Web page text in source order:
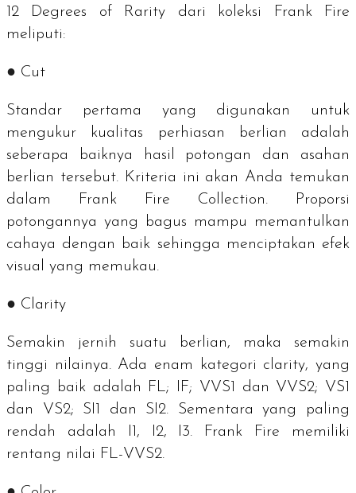
12 Degrees of Rarity dari koleksi Frank Fire
meliputi:
● Cut
Standar pertama yang digunakan untuk
mengukur kualitas perhiasan berlian adalah
seberapa baiknya hasil potongan dan asahan
berlian tersebut. Kriteria ini akan Anda temukan
dalam Frank Fire Collection. Proporsi
potongannya yang bagus mampu memantulkan
cahaya dengan baik sehingga menciptakan efek
visual yang memukau.
● Clarity
Semakin jernih suatu berlian, maka semakin
tinggi nilainya. Ada enam kategori clarity, yang
paling baik adalah FL; IF; VVS1 dan VVS2; VS1
dan VS2; SI1 dan SI2. Sementara yang paling
rendah adalah I1, I2, I3. Frank Fire memiliki
rentang nilai FL-VVS2.